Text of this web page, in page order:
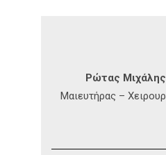
Ρώτας Μιχάλης
Μαιευτήρας –